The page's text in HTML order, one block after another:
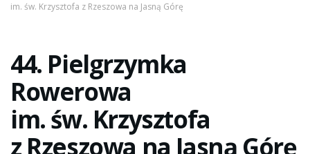
im. św. Krzysztofa z Rzeszowa na Jasną Górę
44. Pielgrzymka
Rowerowa
im. św. Krzysztofa
z Rzeszowa na Jasną Górę